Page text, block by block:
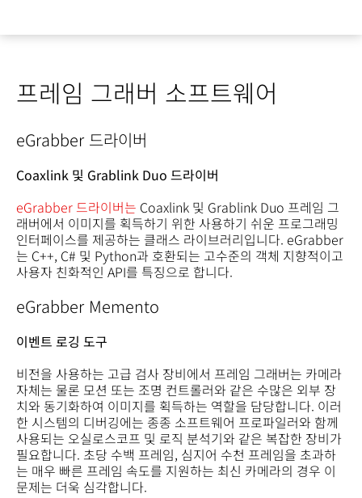
프레임 그래버 소프트웨어
eGrabber 드라이버
Coaxlink 및 Grablink Duo 드라이버
eGrabber 드라이버는 Coaxlink 및 Grablink Duo 프레임 그
래버에서 이미지를 획득하기 위한 사용하기 쉬운 프로그래밍
인터페이스를 제공하는 클래스 라이브러리입니다. eGrabber
는 C++, C# 및 Python과 호환되는 고수준의 객체 지향적이고
사용자 친화적인 API를 특징으로 합니다.
eGrabber Memento
이벤트 로깅 도구
비전을 사용하는 고급 검사 장비에서 프레임 그래버는 카메라
자체는 물론 모션 또는 조명 컨트롤러와 같은 수많은 외부 장
치와 동기화하여 이미지를 획득하는 역할을 담당합니다. 이러
한 시스템의 디버깅에는 종종 소프트웨어 프로파일러와 함께
사용되는 오실로스코프 및 로직 분석기와 같은 복잡한 장비가
필요합니다. 초당 수백 프레임, 심지어 수천 프레임을 초과하
는 매우 빠른 프레임 속도를 지원하는 최신 카메라의 경우 이
문제는 더욱 심각합니다.